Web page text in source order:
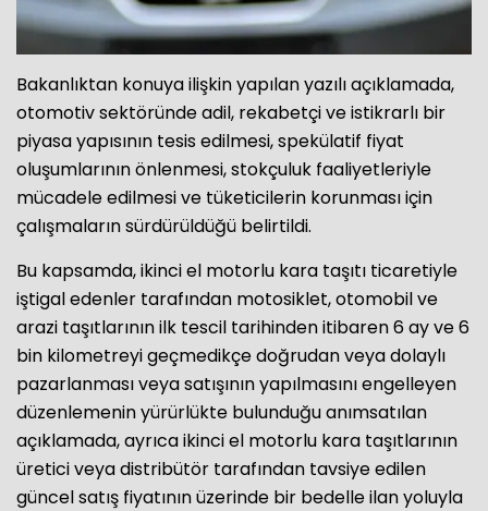
Bakanlıktan konuya ilişkin yapılan yazılı açıklamada,
otomotiv sektöründe adil, rekabetçi ve istikrarlı bir
piyasa yapısının tesis edilmesi, spekülatif fiyat
oluşumlarının önlenmesi, stokçuluk faaliyetleriyle
mücadele edilmesi ve tüketicilerin korunması için
çalışmaların sürdürüldüğü belirtildi.
Bu kapsamda, ikinci el motorlu kara taşıtı ticaretiyle
iştigal edenler tarafından motosiklet, otomobil ve
arazi taşıtlarının ilk tescil tarihinden itibaren 6 ay ve 6
bin kilometreyi geçmedikçe doğrudan veya dolaylı
pazarlanması veya satışının yapılmasını engelleyen
düzenlemenin yürürlükte bulunduğu anımsatılan
açıklamada, ayrıca ikinci el motorlu kara taşıtlarının
üretici veya distribütör tarafından tavsiye edilen
güncel satış fiyatının üzerinde bir bedelle ilan yoluyla